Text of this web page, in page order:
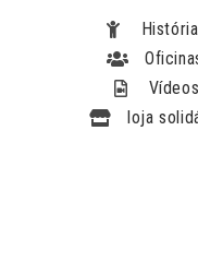
Vídeos
loja